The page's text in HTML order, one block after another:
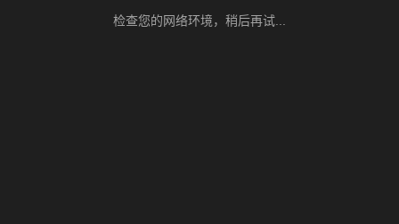
检查您的网络环境，稍后再试...